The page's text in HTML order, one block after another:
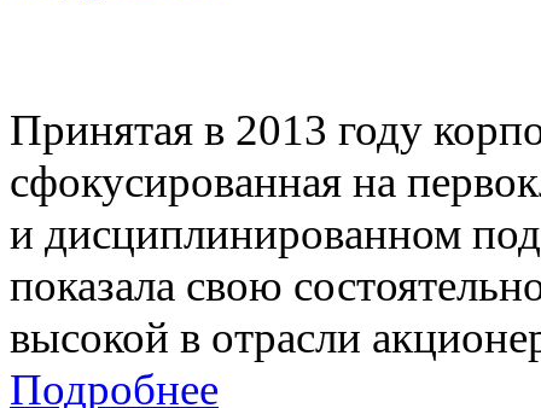
Принятая в 2013 году
сфокусированная на
и дисциплинированном
показала свою
высокой в отрасли
Подробнее